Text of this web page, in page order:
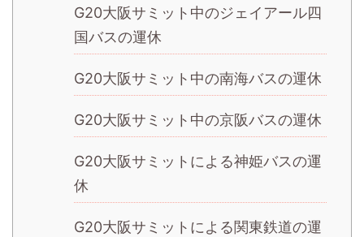
G20大阪サミット中のジェイアール四
国バスの運休
G20大阪サミット中の南海バスの運休
G20大阪サミット中の京阪バスの運休
G20大阪サミットによる神姫バスの運
休
G20大阪サミットによる関東鉄道の運